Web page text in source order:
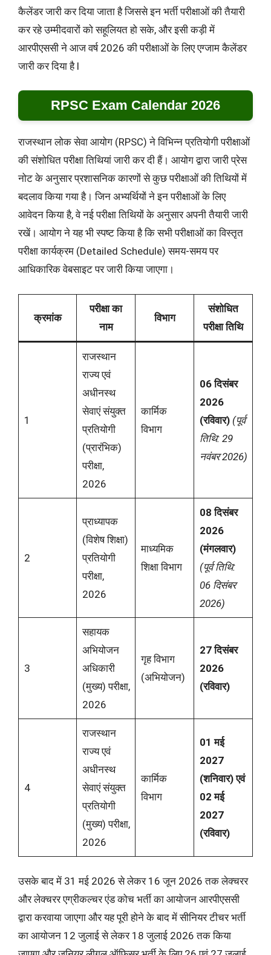
कैलेंडर जारी कर दिया जाता है जिससे इन भर्ती परीक्षाओं की तैयारी
कर रहे उम्मीदवारों को सहूलियत हो सके, और इसी कड़ी में
आरपीएससी ने आज वर्ष 2026 की परीक्षाओं के लिए एग्जाम कैलेंडर
जारी कर दिया है l
RPSC Exam Calendar 2026
राजस्थान लोक सेवा आयोग (RPSC) ने विभिन्न प्रतियोगी परीक्षाओं
की संशोधित परीक्षा तिथियां जारी कर दी हैं। आयोग द्वारा जारी प्रेस
नोट के अनुसार प्रशासनिक कारणों से कुछ परीक्षाओं की तिथियों में
बदलाव किया गया है। जिन अभ्यर्थियों ने इन परीक्षाओं के लिए
आवेदन किया है, वे नई परीक्षा तिथियों के अनुसार अपनी तैयारी जारी
रखें। आयोग ने यह भी स्पष्ट किया है कि सभी परीक्षाओं का विस्तृत
परीक्षा कार्यक्रम (Detailed Schedule) समय-समय पर
आधिकारिक वेबसाइट पर जारी किया जाएगा।
क्रमांक
परीक्षा का
नाम
विभाग
संशोधित
परीक्षा तिथि
1
राजस्थान
राज्य एवं
अधीनस्थ
सेवाएं संयुक्त
प्रतियोगी
(प्रारंभिक)
परीक्षा,
2026
कार्मिक
विभाग
06 दिसंबर
2026
(रविवार) (पूर्व
तिथि: 29
नवंबर 2026)
2
प्राध्यापक
(विशेष शिक्षा)
प्रतियोगी
परीक्षा,
2026
माध्यमिक
शिक्षा विभाग
08 दिसंबर
2026
(मंगलवार)
(पूर्व तिथि:
06 दिसंबर
2026)
3
सहायक
अभियोजन
अधिकारी
(मुख्य) परीक्षा,
2026
गृह विभाग
(अभियोजन)
27 दिसंबर
2026
(रविवार)
4
राजस्थान
राज्य एवं
अधीनस्थ
सेवाएं संयुक्त
प्रतियोगी
(मुख्य) परीक्षा,
2026
कार्मिक
विभाग
01 मई
2027
(शनिवार) एवं
02 मई
2027
(रविवार)
उसके बाद में 31 मई 2026 से लेकर 16 जून 2026 तक लेक्चरर
और लेक्चरर एग्रीकल्चर एंड कोच भर्ती का आयोजन आरपीएससी
द्वारा करवाया जाएगा और यह पूरी होने के बाद में सीनियर टीचर भर्ती
का आयोजन 12 जुलाई से लेकर 18 जुलाई 2026 तक किया